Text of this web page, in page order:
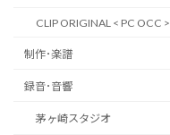
CLIP ORIGINAL < PC OCC
制作･楽譜
録音･音響
茅ヶ崎スタジオ